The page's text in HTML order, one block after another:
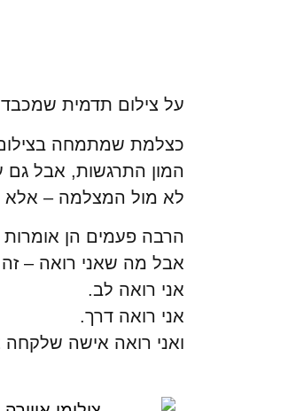
על צילום תדמית
כצלמת שמתמחה
המון התרגשות, אבל
לא מול המצלמה – אלא
הרבה פעמים הן אומרות
אבל מה שאני רואה – זה
אני רואה לב.
אני רואה דרך.
ואני רואה אישה